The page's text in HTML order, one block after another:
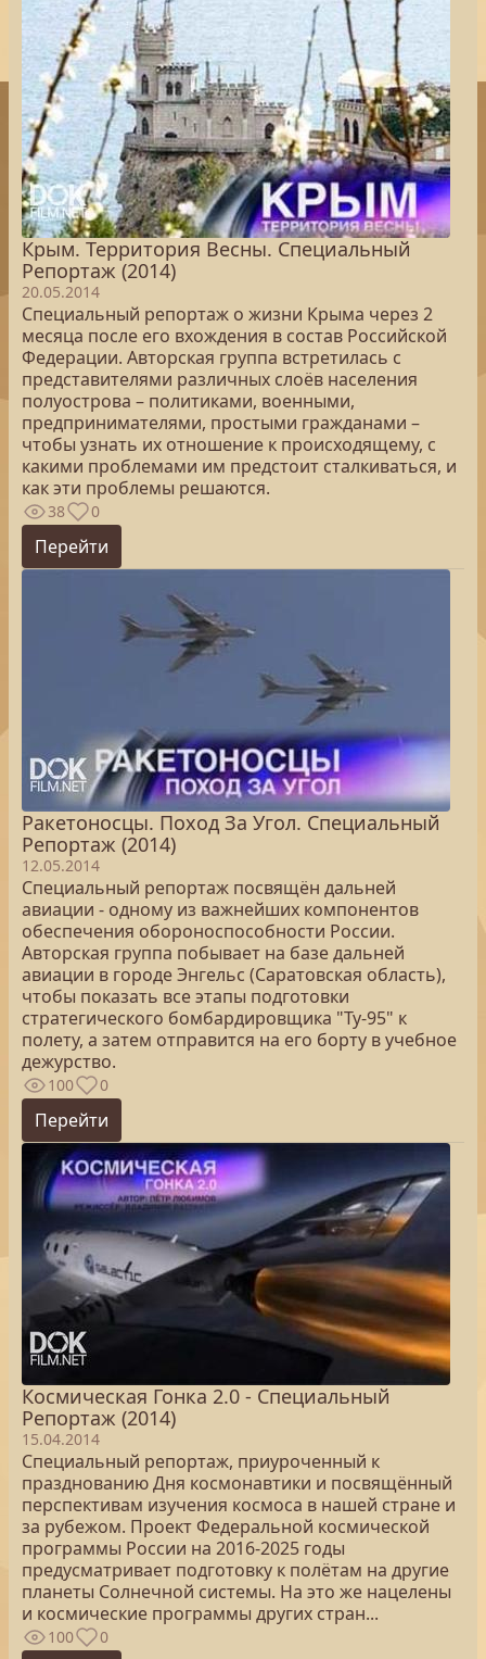
Крым. Территория Весны. Специальный
Репортаж (2014)
20.05.2014
Специальный репортаж о жизни Крыма через 2
месяца после его вхождения в состав Российской
Федерации. Авторская группа встретилась с
представителями различных слоёв населения
полуострова – политиками, военными,
предпринимателями, простыми гражданами –
чтобы узнать их отношение к происходящему, с
какими проблемами им предстоит сталкиваться, и
как эти проблемы решаются.
38 0
Перейти
Ракетоносцы. Поход За Угол. Специальный
Репортаж (2014)
12.05.2014
Специальный репортаж посвящён дальней
авиации - одному из важнейших компонентов
обеспечения обороноспособности России.
Авторская группа побывает на базе дальней
авиации в городе Энгельс (Саратовская область),
чтобы показать все этапы подготовки
стратегического бомбардировщика "Ту-95" к
полету, а затем отправится на его борту в учебное
дежурство.
100 0
Перейти
Космическая Гонка 2.0 - Специальный
Репортаж (2014)
15.04.2014
Специальный репортаж, приуроченный к
празднованию Дня космонавтики и посвящённый
перспективам изучения космоса в нашей стране и
за рубежом. Проект Федеральной космической
программы России на 2016-2025 годы
предусматривает подготовку к полётам на другие
планеты Солнечной системы. На это же нацелены
и космические программы других стран...
100 0